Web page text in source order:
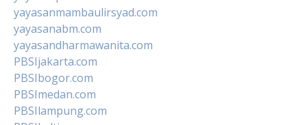
yayasanmambaulirsyad.com
yayasanabm.com
yayasandharmawanita.com
PBSIjakarta.com
PBSIbogor.com
PBSImedan.com
PBSIlampung.com